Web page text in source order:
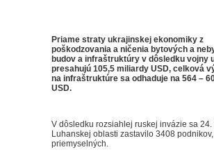
Priame straty ukrajinskej ekonomiky z
poškodzovania a ničenia bytových a
budov a infraštruktúry v dôsledku vojny
presahujú 105,5 miliardy USD, celková
na infraštruktúre sa odhaduje na 564 –
USD.
V dôsledku rozsiahlej ruskej invázie sa 24.
Luhanskej oblasti zastavilo 3408
priemyselných.